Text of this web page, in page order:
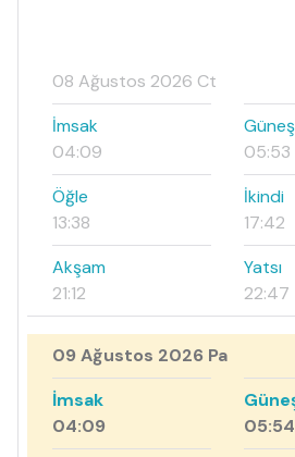
08 Ağustos 2026 Ct
İmsak
04:09
Güneş
05:53
Öğle
13:38
İkindi
17:42
Akşam
21:12
Yatsı
22:47
09 Ağustos 2026 Pa
İmsak
04:09
05:54